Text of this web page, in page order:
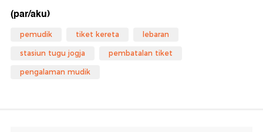
(par/aku)
pemudik tiket kereta lebaran
stasiun tugu jogja pembatalan tiket
pengalaman mudik